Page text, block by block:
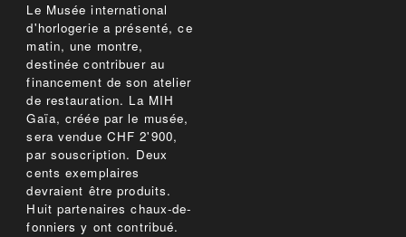
Le Musée international
d'horlogerie a présenté, ce
matin, une montre,
destinée contribuer au
financement de son atelier
de restauration. La MIH
Gaïa, créée par le musée,
sera vendue CHF 2'900,
par souscription. Deux
cents exemplaires
devraient être produits.
Huit partenaires chaux-de-
fonniers y ont contribué.